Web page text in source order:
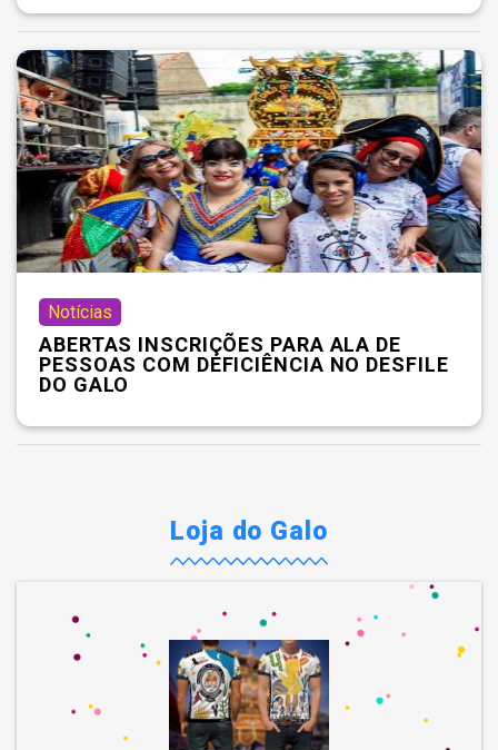
Notícias
ABERTAS INSCRIÇÕES PARA ALA DE
PESSOAS COM DEFICIÊNCIA NO DESFILE
DO GALO
Loja do Galo